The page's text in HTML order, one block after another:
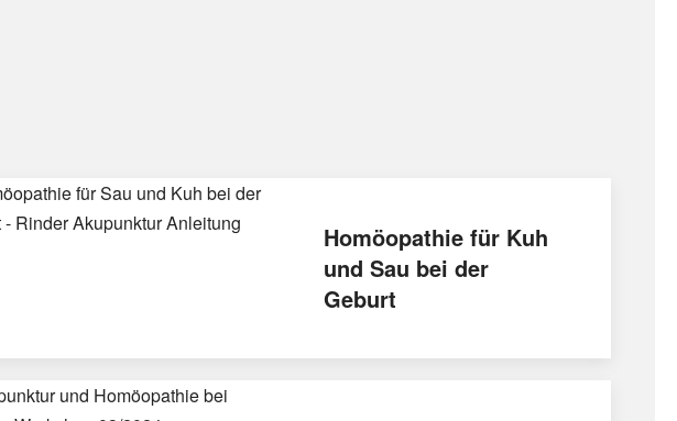
Homöopathie für Kuh
und Sau bei der
Geburt